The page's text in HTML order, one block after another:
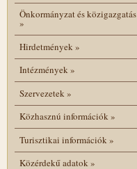
Önkormányzat és közigazgatás
»
Hirdetmények»
Intézmények»
Szervezetek»
Közhasznú információk»
Turisztikai információk»
Közérdekű adatok»